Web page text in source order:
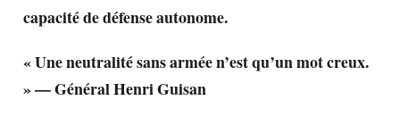
capacité de défense autonome.
« Une neutralité sans armée n’est qu’un mot creux.
» — Général Henri Guisan